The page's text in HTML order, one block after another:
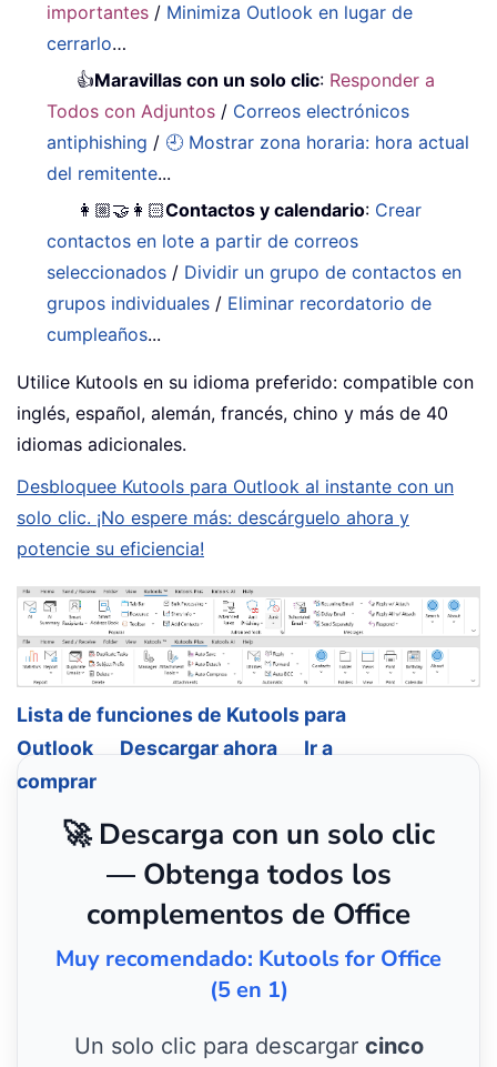
importantes / Minimiza Outlook en lugar de
cerrarlo…
👍Maravillas con un solo clic: Responder a
Todos con Adjuntos / Correos electrónicos
antiphishing / 🕘 Mostrar zona horaria: hora actual
del remitente...
👩🏼‍🤝‍👩🏻Contactos y calendario: Crear
contactos en lote a partir de correos
seleccionados / Dividir un grupo de contactos en
grupos individuales / Eliminar recordatorio de
cumpleaños...
Utilice Kutools en su idioma preferido: compatible con
inglés, español, alemán, francés, chino y más de 40
idiomas adicionales.
Desbloquee Kutools para Outlook al instante con un
solo clic. ¡No espere más: descárguelo ahora y
potencie su eficiencia!
Lista de funciones de Kutools para
Outlook
Descargar ahora
Ir a
comprar
🚀 Descarga con un solo clic
— Obtenga todos los
complementos de Office
Muy recomendado: Kutools for Office
(5 en 1)
Un solo clic para descargar cinco